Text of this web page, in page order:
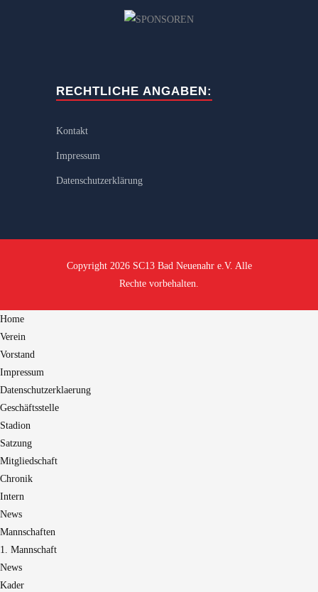
RECHTLICHE ANGABEN:
Kontakt
Impressum
Datenschutzerklärung
Copyright 2026 SC13 Bad Neuenahr e.V. Alle
Rechte vorbehalten.
Home
Verein
Vorstand
Impressum
Datenschutzerklaerung
Geschäftsstelle
Stadion
Satzung
Mitgliedschaft
Chronik
Intern
News
Mannschaften
1. Mannschaft
News
Kader